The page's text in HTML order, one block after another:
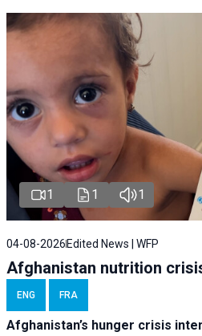
1 1 1
04-08-2026 Edited News | WFP
Afghanistan nutrition
ENG FRA
Afghanistan’s hunger crisis